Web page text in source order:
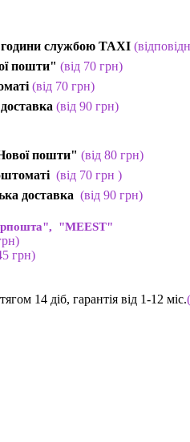
години службою TAXI
пошти" (від 70 грн)
(від 70 грн)
(від 90 грн)
пошти" (від 80 грн)
(від 70 грн )
доставка (від 90 грн)
"MEEST"
)
грн)
14 діб, гарантія від 1-12 міс.